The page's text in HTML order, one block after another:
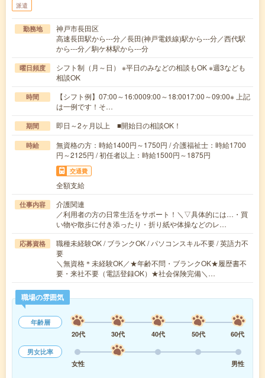
派遣
勤務地
神戸市長田区
高速長田駅から---分／長田(神戸電鉄線)駅から---分／西代駅
から---分／駒ケ林駅から---分
曜日頻度
シフト制（月～日） ※平日のみなどの相談もOK ※週3なども
相談OK
時間
【シフト例】07:00～16:0009:00～18:0017:00～09:00※ 上記
は一例です！そ…
期間 即日～2ヶ月以上 ■開始日の相談OK！
時給
無資格の方：時給1400円～1750円 / 介護福祉士：時給1700
円～2125円 / 初任者以上：時給1500円～1875円
交通費
全額支給
仕事内容
介護関連
／利用者の方の日常生活をサポート！＼▽具体的には…・買
い物や散歩に付き添ったり・折り紙や体操などのレ…
応募資格
職種未経験OK / ブランクOK / パソコンスキル不要 / 英語力不
要
＼無資格＊未経験OK／★年齢不問・ブランクOK★履歴書不
要・来社不要（電話登録OK）★社会保険完備＼…
職場の雰囲気
年齢層
20代
30代 40代 50代
60代
男女比率
女性
男性